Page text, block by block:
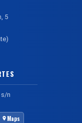
5
s/n
Maps